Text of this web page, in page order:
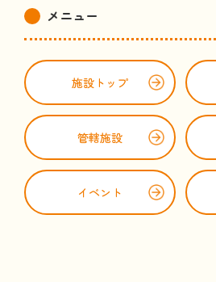
メニュー
施設 トップ
管轄施設
イベント